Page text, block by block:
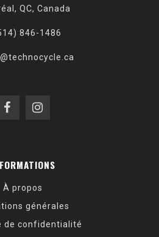
QC, Canada
846-1486
À propos
générales
de confidentialité